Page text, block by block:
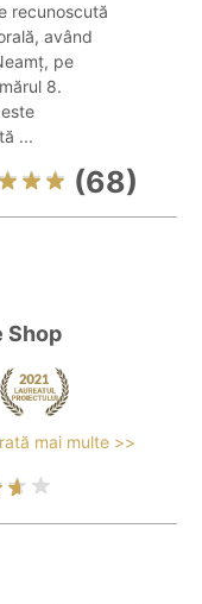
recunoscută
având
pe
8.
...
(68)
Shop
mai multe >>